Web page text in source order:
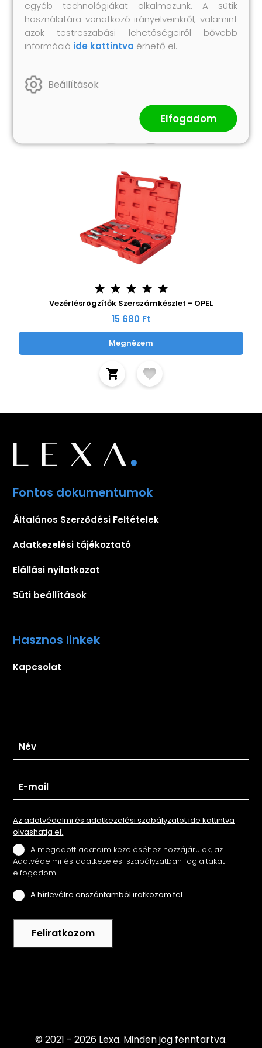
1 db hegy (12,1 cm)
Hasonló termékek
Vezérlésrögzítők Szerszámkészlet - OPEL
15 680 Ft
Megnézem
Fontos dokumentumok
Általános Szerződési Feltételek
Adatkezelési tájékoztató
Elállási nyilatkozat
Süti beállítások
Hasznos linkek
Kapcsolat
Az adatvédelmi és adatkezelési szabályzatot ide kattintva
olvashatja el.
A megadott adataim kezeléséhez hozzájárulok, az
Adatvédelmi és adatkezelési szabályzatban foglaltakat
elfogadom.
A hírlevélre önszántamból iratkozom fel.
Feliratkozom
© 2021 - 2026 Lexa. Minden jog fenntartva.
egyéb technológiákat alkalmazunk. A sütik
használatára vonatkozó irányelveinkről, valamint
azok testreszabási lehetőségeiről bővebb
információ ide kattintva érhető el.
Beállítások
Elfogadom